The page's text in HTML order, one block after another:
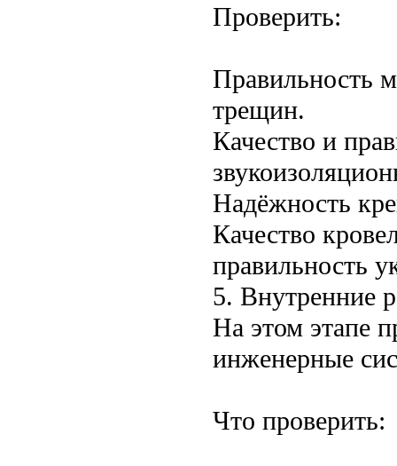
Проверить:
Правильность
трещин.
Качество и
Надёжность
Качество
правильность
5. Внутренние
На этом этапе
инженерные
Что проверить: